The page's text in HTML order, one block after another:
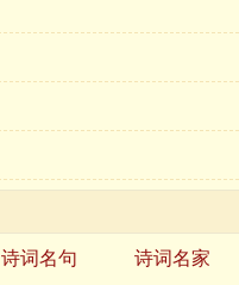
诗词名句
诗词名家